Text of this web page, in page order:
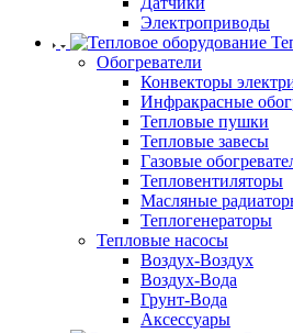
Электроприводы
Обогреватели
Конвекторы
Инфракрасные
Тепловые пушки
Тепловые завесы
Газовые
Тепловентиляторы
Масляные
Теплогенераторы
Тепловые насосы
Воздух-Воздух
Воздух-Вода
Грунт-Вода
Аксессуары